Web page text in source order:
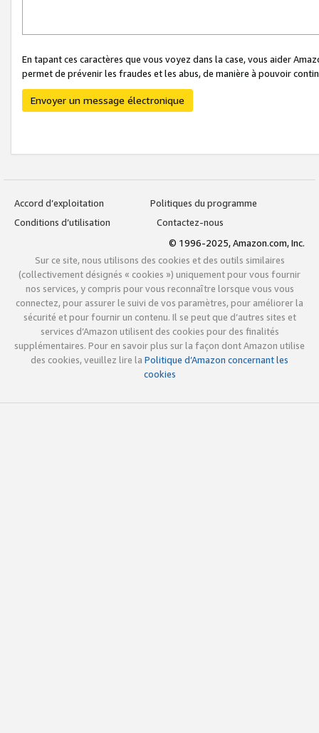
En tapant ces caractères que vous voyez dans la case, vous aider
permet de prévenir les fraudes et les abus, de manière à pouvoir
Envoyer un message électronique
Accord d’exploitation
Politiques du programme
Conditions d’utilisation
Contactez-nous
© 1996-2025, Amazon.com, Inc.
Sur ce site, nous utilisons des cookies et des outils similaires
(collectivement désignés « cookies ») uniquement pour vous fournir
nos services, y compris pour vous reconnaître lorsque vous vous
connectez, pour assurer le suivi de vos paramètres, pour améliorer la
sécurité et pour fournir un contenu. Il se peut que d’autres sites et
services d’Amazon utilisent des cookies pour des finalités
supplémentaires. Pour en savoir plus sur la façon dont Amazon utilise
des cookies, veuillez lire la Politique d’Amazon concernant les
cookies